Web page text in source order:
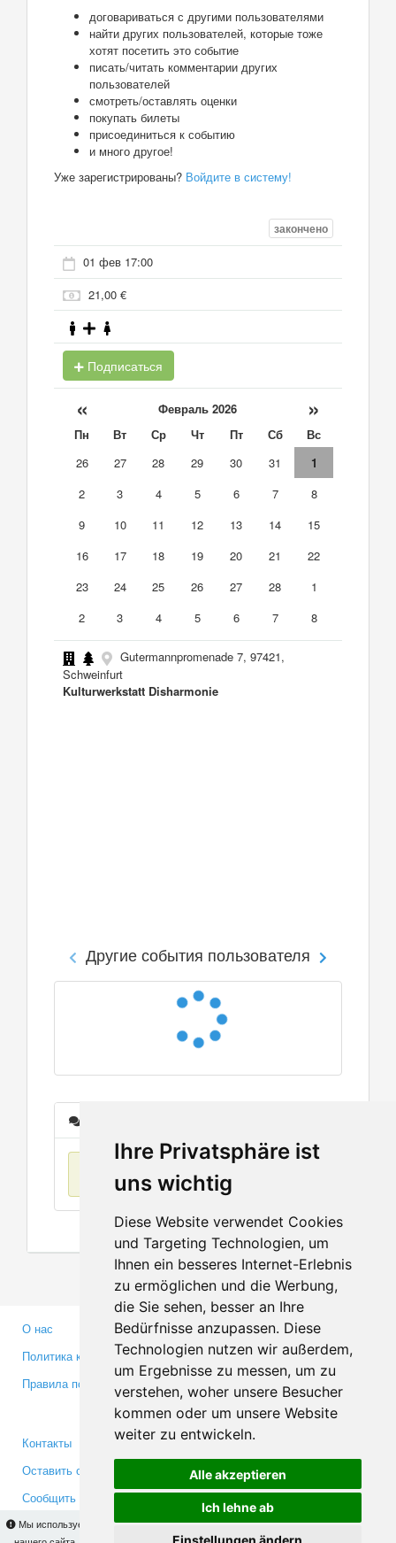
Ihre Privatsphäre ist
uns wichtig
Diese Website verwendet Cookies
und Targeting Technologien, um
Ihnen ein besseres Internet-Erlebnis
zu ermöglichen und die Werbung,
die Sie sehen, besser an Ihre
Bedürfnisse anzupassen. Diese
Technologien nutzen wir außerdem,
um Ergebnisse zu messen, um zu
verstehen, woher unsere Besucher
kommen oder um unsere Website
weiter zu entwickeln.
Alle akzeptieren
Ich lehne ab
Мы используем cookies для того, чтобы Вы могли использовать весь функционал
договариваться с другими пользователями
найти других пользователей, которые тоже
хотят посетить это событие
писать/читать комментарии других
пользователей
смотреть/оставлять оценки
покупать билеты
присоединиться к событию
и много другое!
Уже зарегистрированы? Войдите в систему!
закончено
01 фев 17:00
21,00 €
Подписаться
« Февраль 2026 »
Пн Вт Ср Чт Пт Сб
Вс
26
27 28 29 30 31
1
2
3 4 5 6 7
8
9
10 11 12 13 14
15
16
17 18 19 20 21
22
23
24 25 26 27 28
1
2
3 4 5 6 7 8
Gutermannpromenade 7, 97421,
Schweinfurt
Kulturwerkstatt Disharmonie
Другие события пользователя
О нас
Политика конфиденциальности
Правила пользования
Партнерам
Инвесторам
Медиа
Контакты
Оставить отзыв
Сообщить об ошибке
Facebook
Twitter
YouTube
Google+